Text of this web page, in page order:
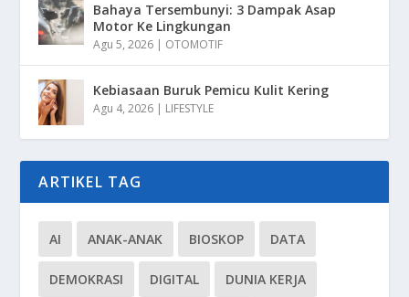
Bahaya Tersembunyi: 3 Dampak Asap
Motor Ke Lingkungan
Agu 5, 2026 | OTOMOTIF
Kebiasaan Buruk Pemicu Kulit Kering
Agu 4, 2026 | LIFESTYLE
ARTIKEL TAG
AI ANAK-ANAK BIOSKOP DATA
DEMOKRASI DIGITAL DUNIA KERJA